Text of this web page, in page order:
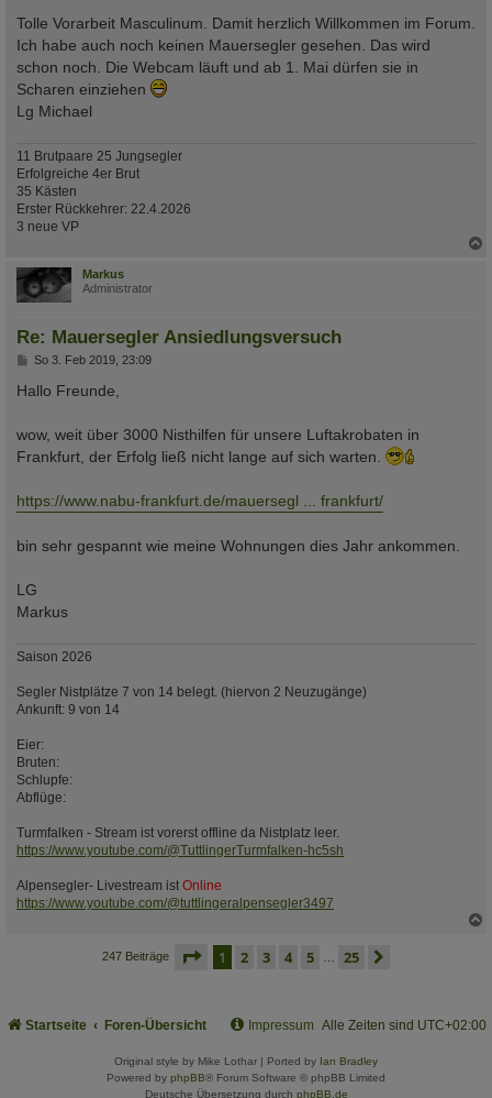
i
r
a
g
Tolle Vorarbeit Masculinum. Damit herzlich Willkommen im Forum.
Ich habe auch noch keinen Mauersegler gesehen. Das wird
schon noch. Die Webcam läuft und ab 1. Mai dürfen sie in
Scharen einziehen
Lg Michael
11 Brutpaare 25 Jungsegler
Erfolgreiche 4er Brut
35 Kästen
Erster Rückkehrer: 22.4.2026
3 neue VP
Markus
Administrator
Re: Mauersegler Ansiedlungsversuch
B
i
a
g
So 3. Feb 2019, 23:09
Hallo Freunde,
wow, weit über 3000 Nisthilfen für unsere Luftakrobaten in
Frankfurt, der Erfolg ließ nicht lange auf sich warten.
https://www.nabu-frankfurt.de/mauersegl ... frankfurt/
bin sehr gespannt wie meine Wohnungen dies Jahr ankommen.
LG
Markus
Saison 2026
Segler Nistplätze 7 von 14 belegt. (hiervon 2 Neuzugänge)
Ankunft: 9 von 14
Eier:
Bruten:
Schlupfe:
Abflüge:
Turmfalken - Stream ist vorerst offline da Nistplatz leer.
https://www.youtube.com/@TuttlingerTurmfalken-hc5sh
Alpensegler- Livestream ist Online
https://www.youtube.com/@tuttlingeralpensegler3497
n
247 Beiträge seite 1 von 25
1 2 3 4 5 25
Startseite Foren-Übersicht Alle Zeiten sind UTC+02:00
Impressum
Original style by Mike Lothar | Ported by Ian Bradley
Powered by phpBB® Forum Software © phpBB Limited
Deutsche Übersetzung durch phpBB.de